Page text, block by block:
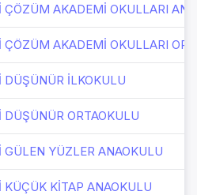
ÇÖZÜM AKADEMİ OKULLARI
ÇÖZÜM AKADEMİ OKULLARI
DÜŞÜNÜR İLKOKULU
DÜŞÜNÜR ORTAOKULU
GÜLEN YÜZLER ANAOKULU
KÜÇÜK KİTAP ANAOKULU